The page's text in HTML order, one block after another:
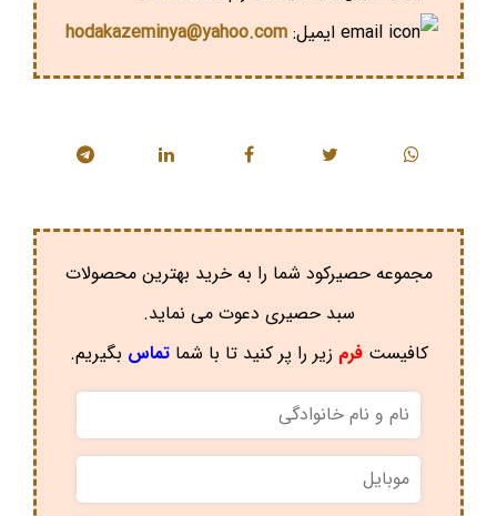
ایمیل: hodakazeminya@yahoo.com
مجموعه حصیرکود شما را به خرید بهترین محصولات
سبد حصیری دعوت می نماید.
کافیستفرم زیر را پر کنید تا با شماتماس بگیریم.
نام
و
نام
خانوادگی
موبایل